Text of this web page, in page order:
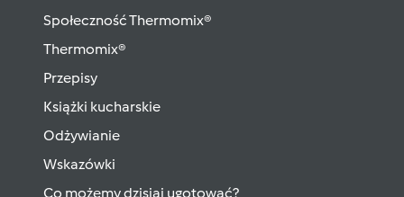
Społeczność Thermomix®
Thermomix®
Przepisy
Książki kucharskie
Odżywianie
Wskazówki
Co możemy dzisiaj ugotować?